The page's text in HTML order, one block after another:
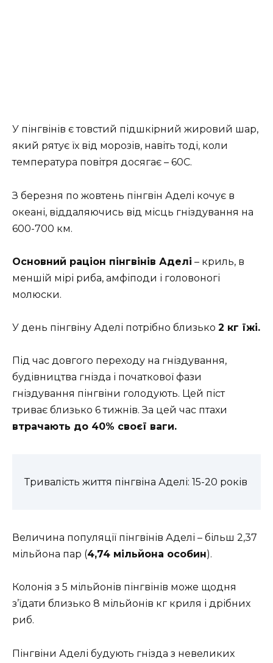
У пінгвінів є товстий підшкірний жировий шар,
який рятує їх від морозів, навіть тоді, коли
температура повітря досягає – 60С.
З березня по жовтень пінгвін Аделі кочує в
океані, віддаляючись від місць гніздування на
600-700 км.
Основний раціон пінгвінів Аделі – криль, в
меншій мірі риба, амфіподи і головоногі
молюски.
У день пінгвіну Аделі потрібно близько 2 кг їжі.
Під час довгого переходу на гніздування,
будівництва гнізда і початкової фази
гніздування пінгвіни голодують. Цей піст
триває близько 6 тижнів. За цей час птахи
втрачають до 40% своєї ваги.
Тривалість життя пінгвіна Аделі: 15-20 років
Величина популяції пінгвінів Аделі – більш 2,37
мільйона пар (4,74 мільйона особин).
Колонія з 5 мільйонів пінгвінів може щодня
з’їдати близько 8 мільйонів кг криля і дрібних
риб.
Пінгвіни Аделі будують гнізда з невеликих